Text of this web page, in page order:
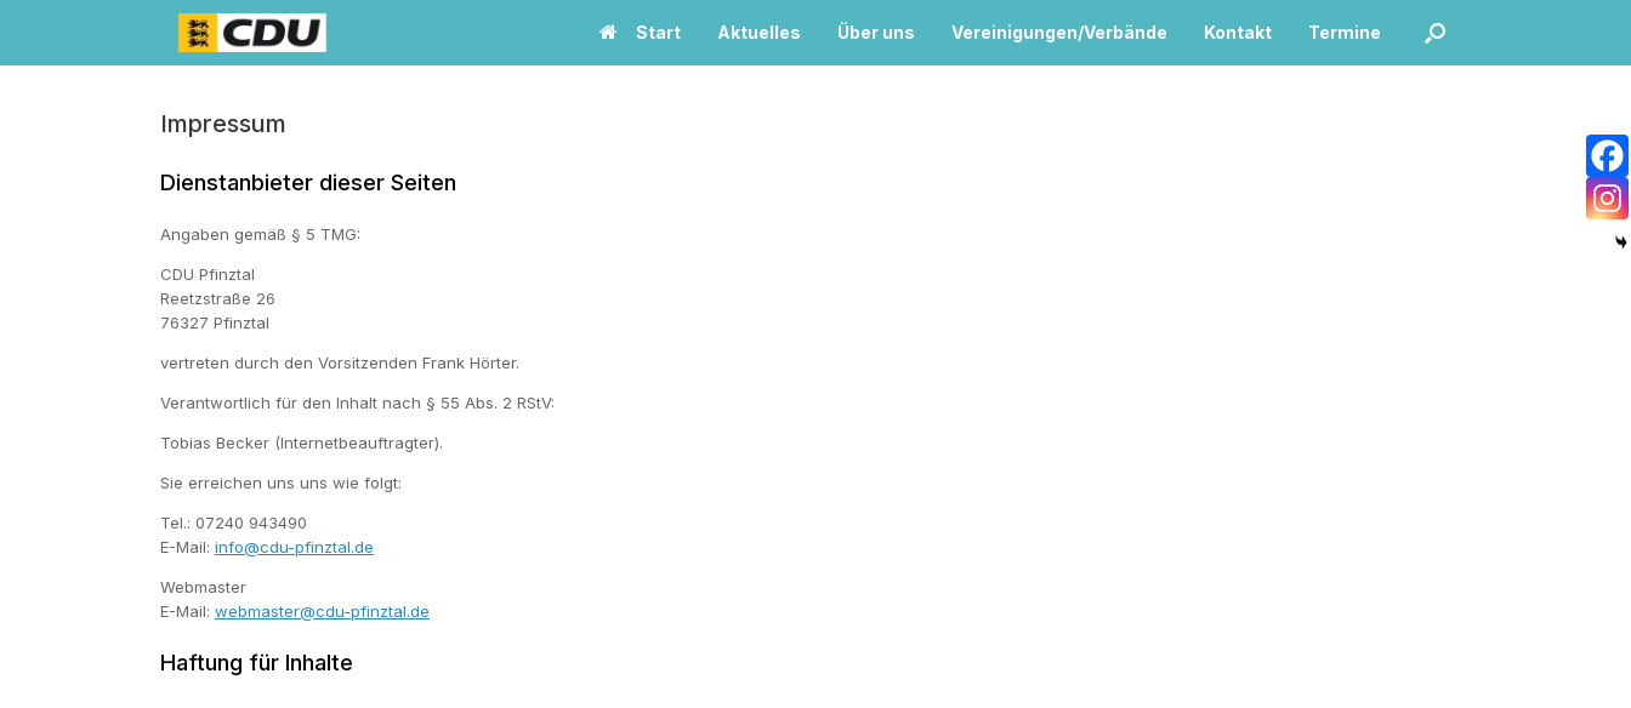
Start Aktuelles Über uns Vereinigungen/Verbände Kontakt Termine
Impressum
Dienstanbieter dieser Seiten
Angaben gemäß § 5 TMG:
CDU Pfinztal
Reetzstraße 26
76327 Pfinztal
vertreten durch den Vorsitzenden Frank Hörter.
Verantwortlich für den Inhalt nach § 55 Abs. 2 RStV:
Tobias Becker (Internetbeauftragter).
Sie erreichen uns uns wie folgt:
Tel.: 07240 943490
E-Mail: info@cdu-pfinztal.de
Webmaster
E-Mail: webmaster@cdu-pfinztal.de
Haftung für Inhalte